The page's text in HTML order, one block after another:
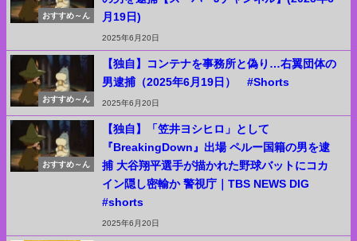
おすすめ～ん
月19日)
2025年6月20日
おすすめ～ん
【独自】コンテナを事務所と偽り…右翼団体の
男逮捕（2025年6月19日） #Shorts
2025年6月20日
おすすめ～ん
【独自】「笠井ヨシヒロ」として
『BreakingDown』出場 ペルー国籍の男を逮
捕 大谷翔平選手が描かれた野球バットにコカ
イン隠し密輸か 警視庁｜TBS NEWS DIG
#shorts
2025年6月20日